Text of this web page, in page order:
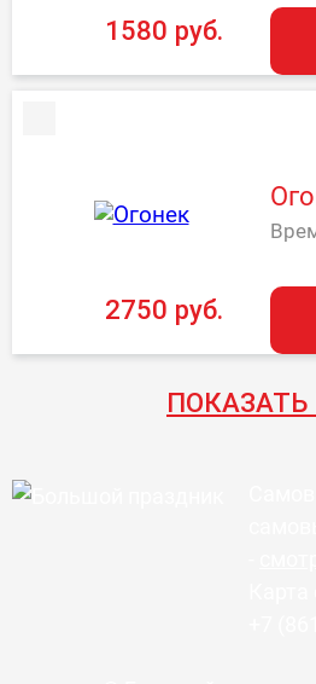
1580 руб.
2750 руб.